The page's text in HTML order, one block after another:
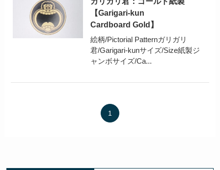
【Garigari-kun
Cardboard Gold】
絵柄/Pictorial Patternガリガリ
君/Garigari-kunサイズ/Size紙製ジ
ャンボサイズ/Ca...
1